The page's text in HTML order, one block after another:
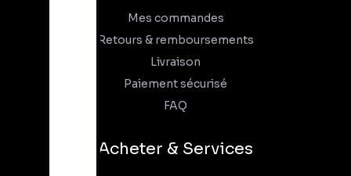
Mes commandes
Retours & remboursements
Livraison
Paiement sécurisé
FAQ
Acheter & Services